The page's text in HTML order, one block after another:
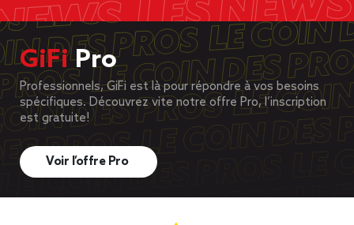
GiFiPro
Professionnels, GiFi est là pour répondre à vos besoins
spécifiques. Découvrez vite notre offre Pro, l’inscription
est gratuite!
Voir l’offre Pro